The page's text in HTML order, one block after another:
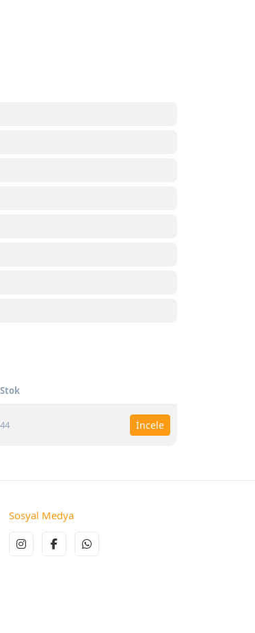
Stok
44 İncele
Sosyal Medya